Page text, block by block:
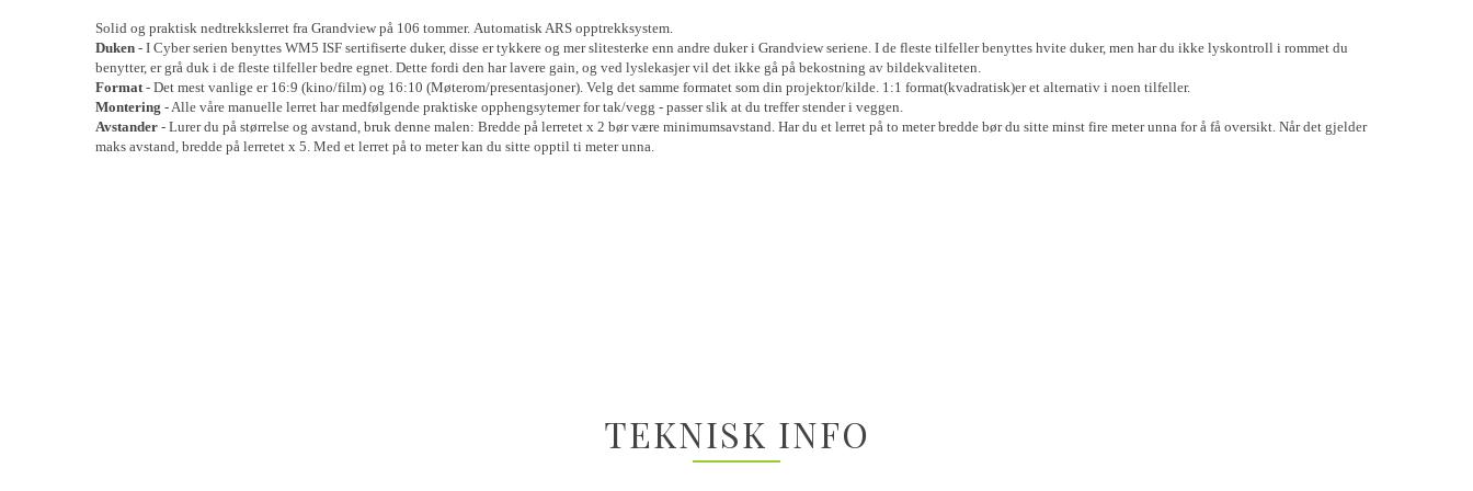
Solid og praktisk nedtrekkslerret fra Grandview på 106 tommer. Automatisk ARS opptrekksystem.
Duken - I Cyber serien benyttes WM5 ISF sertifiserte duker, disse er tykkere og mer slitesterke enn andre duker i Grandview seriene. I de fleste tilfeller benyttes hvite duker, men har du ikke lyskontroll i rommet du
benytter, er grå duk i de fleste tilfeller bedre egnet. Dette fordi den har lavere gain, og ved lyslekasjer vil det ikke gå på bekostning av bildekvaliteten.
Format- Det mest vanlige er 16:9 (kino/film) og 16:10 (Møterom/presentasjoner). Velg det samme formatet som din projektor/kilde. 1:1 format(kvadratisk)er et alternativ i noen tilfeller.
Montering - Alle våre manuelle lerret har medfølgende praktiske opphengsytemer for tak/vegg - passer slik at du treffer stender i veggen.
Avstander - Lurer du på størrelse og avstand, bruk denne malen: Bredde på lerretet x 2 bør være minimumsavstand. Har du et lerret på to meter bredde bør du sitte minst fire meter unna for å få oversikt. Når det gjelder
maks avstand, bredde på lerretet x 5. Med et lerret på to meter kan du sitte opptil ti meter unna.
TEKNISK INFO